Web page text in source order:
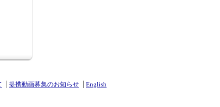
提携動画募集のお知らせ English